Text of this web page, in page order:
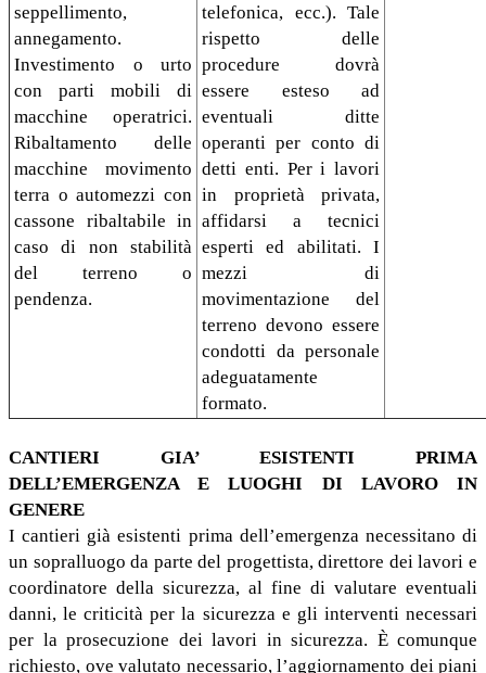
seppellimento,
annegamento.
Investimento o urto
con parti mobili di
macchine operatrici.
Ribaltamento delle
macchine movimento
terra o automezzi con
cassone ribaltabile in
caso di non stabilità
del terreno o
pendenza.
telefonica, ecc.). Tale
rispetto delle
procedure dovrà
essere esteso ad
eventuali ditte
operanti per conto di
detti enti. Per i lavori
in proprietà privata,
affidarsi a tecnici
esperti ed abilitati. I
mezzi di
movimentazione del
terreno devono essere
condotti da personale
adeguatamente
formato.
CANTIERI GIA’ ESISTENTI PRIMA
DELL’EMERGENZA E LUOGHI DI LAVORO IN
GENERE
I cantieri già esistenti prima dell’emergenza necessitano di
un sopralluogo da parte del progettista, direttore dei lavori e
coordinatore della sicurezza, al fine di valutare eventuali
danni, le criticità per la sicurezza e gli interventi necessari
per la prosecuzione dei lavori in sicurezza. È comunque
richiesto, ove valutato necessario, l’aggiornamento dei piani